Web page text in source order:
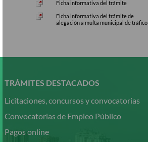
Ficha informativa del trámite
Ficha informativa del trámite de
alegación a multa municipal de tráfico
contenido
TRÁMITES DESTACADOS
Licitaciones, concursos y convocatorias
Convocatorias de Empleo Público
Pagos online